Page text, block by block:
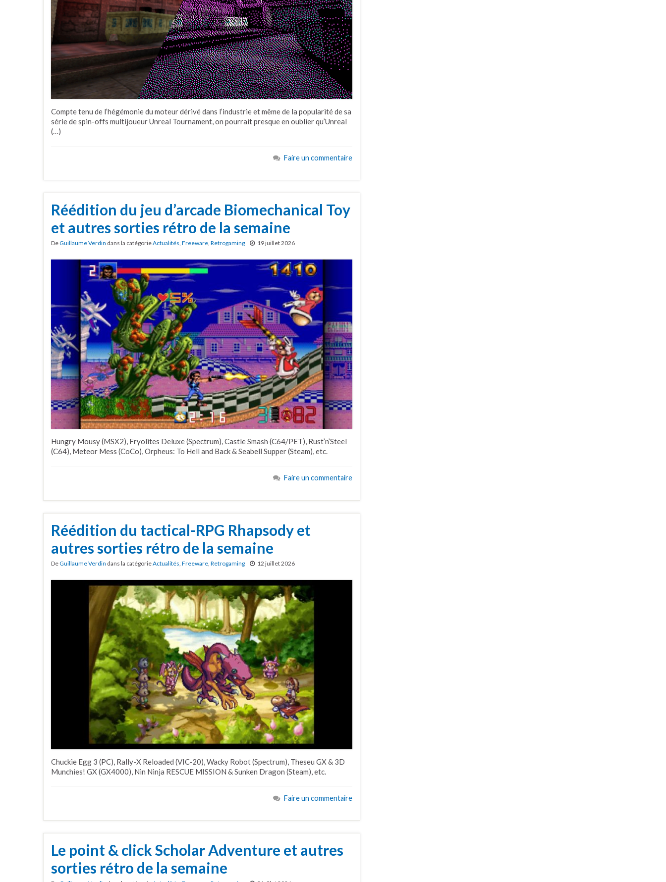
Compte tenu de l’hégémonie du moteur dérivé dans l’industrie et même de la popularité de sa
série de spin-offs multijoueur Unreal Tournament, on pourrait presque en oublier qu’Unreal
(…)
Faire un commentaire
Réédition du jeu d’arcade Biomechanical Toy
et autres sorties rétro de la semaine
DeGuillaume Verdin dans la catégorieActualités, Freeware, Retrogaming 19 juillet 2026
Hungry Mousy (MSX2), Fryolites Deluxe (Spectrum), Castle Smash (C64/PET), Rust’n’Steel
(C64), Meteor Mess (CoCo), Orpheus: To Hell and Back & Seabell Supper (Steam), etc.
Faire un commentaire
Réédition du tactical-RPG Rhapsody et
autres sorties rétro de la semaine
DeGuillaume Verdin dans la catégorieActualités Freeware Retrogaming 12 juillet 2026
Chuckie Egg 3 (PC), Rally-X Reloaded (VIC-20), Wacky Robot (Spectrum), Theseu GX & 3D
Munchies! GX (GX4000), Nin Ninja RESCUE MISSION & Sunken Dragon (Steam), etc.
Faire un commentaire
Le point & click Scholar Adventure et autres
sorties rétro de la semaine